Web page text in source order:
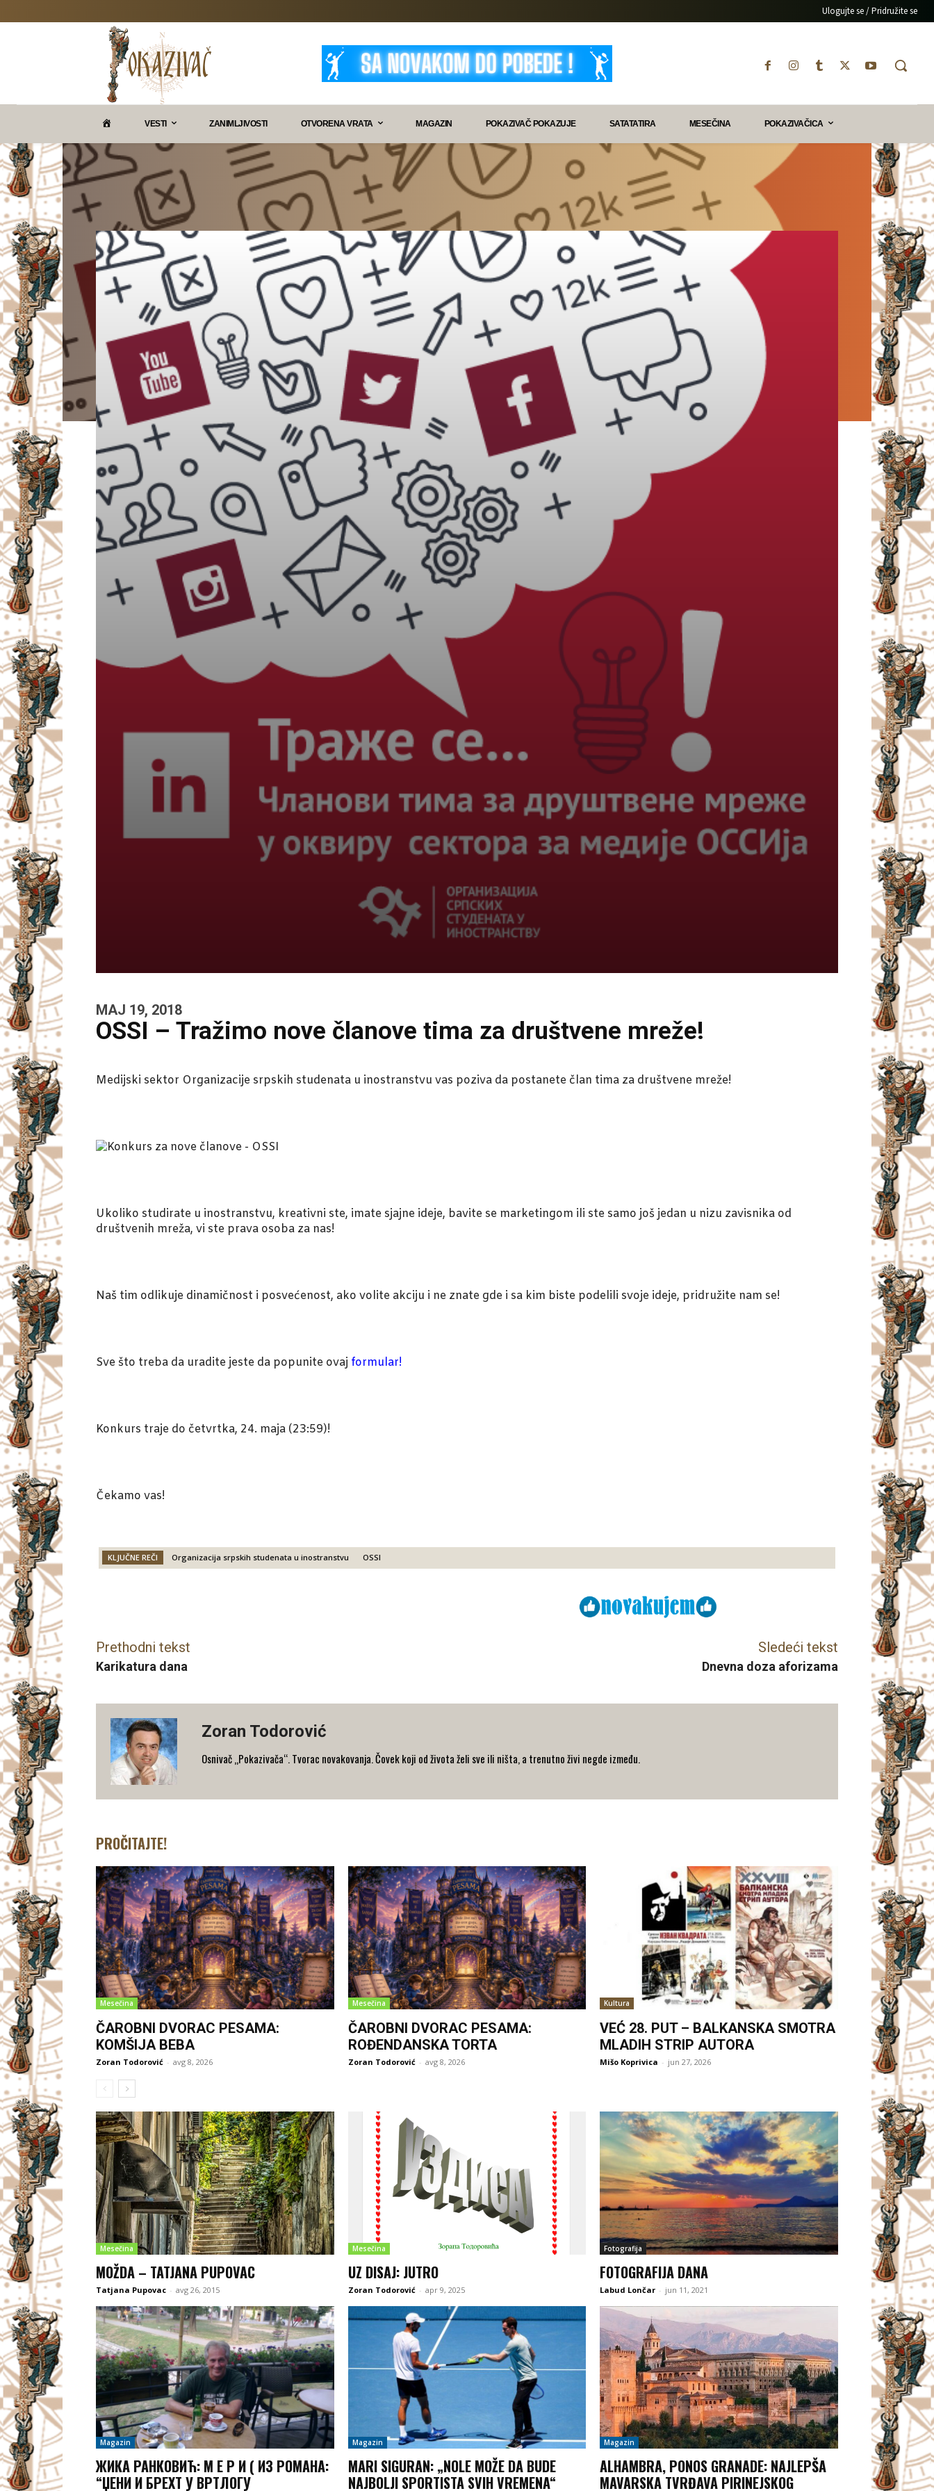
Ulogujte se / Pridružite se
O
A
Z
VESTI ZANIMLJIVOSTI OTVORENA VRATA MAGAZIN POKAZIVAČ POKAZUJE SATATATIRA MESEČINA POKAZIVAČICA
MAJ 19, 2018
OSSI – Tražimo nove članove tima za društvene mreže!
Medijski sektor Organizacije srpskih studenata u inostranstvu vas poziva da postanete član tima za društvene mreže!
Ukoliko studirate u inostranstvu, kreativni ste, imate sjajne ideje, bavite se marketingom ili ste samo još jedan u nizu zavisnika od
društvenih mreža, vi ste prava osoba za nas!
Naš tim odlikuje dinamičnost i posvećenost, ako volite akciju i ne znate gde i sa kim biste podelili svoje ideje, pridružite nam se!
Sve što treba da uradite jeste da popunite ovaj formular!
Konkurs traje do četvrtka, 24. maja (23:59)!
Čekamo vas!
KLJUČNE REČI Organizacija srpskih studenata u inostranstvu OSSI
Prethodni tekst
Karikatura dana
Sledeći tekst
Dnevna doza aforizama
Zoran Todorović
Osnivač „Pokazivača“. Tvorac novakovanja. Čovek koji od života želi sve ili ništa, a trenutno živi negde između.
PROČITAJTE!
Mesečina
ČAROBNI DVORAC PESAMA:
KOMŠIJA BEBA
Zoran Todorović - avg 8, 2026
Mesečina
ČAROBNI DVORAC PESAMA:
ROĐENDANSKA TORTA
Zoran Todorović - avg 8, 2026
Kultura
VEĆ 28. PUT – BALKANSKA SMOTRA
MLADIH STRIP AUTORA
Mišo Koprivica - jun 27, 2026
Mesečina
MOŽDA – TATJANA PUPOVAC
Tatjana Pupovac - avg 26, 2015
Mesečina
UZ DISAJ: JUTRO
Zoran Todorović - apr 9, 2025
Fotografija
FOTOGRAFIJA DANA
Labud Lončar - jun 11, 2021
Magazin
ЖИКА РАНКОВИЋ: М Е Р И ( ИЗ РОМАНА:
“ЏЕНИ И БРЕХТ У ВРТЛОГУ
Magazin
MARI SIGURAN: „NOLE MOŽE DA BUDE
NAJBOLJI SPORTISTA SVIH VREMENA“
Magazin
ALHAMBRA, PONOS GRANADE: NAJLEPŠA
MAVARSKA TVRĐAVA PIRINEJSKOG